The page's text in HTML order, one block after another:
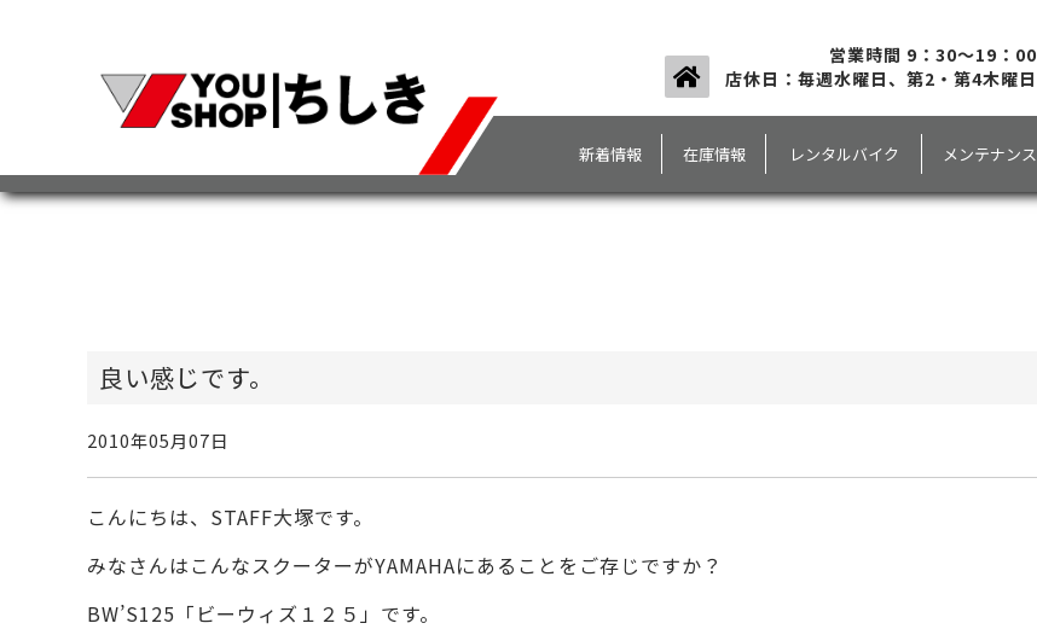
営業時間 9：30～19：00
店休日：毎週水曜日、第2・第4木曜日
新着情報 在庫情報 レンタルバイク メンテナンス
良い感じです。
2010年05月07日
こんにちは、STAFF大塚です。
みなさんはこんなスクーターがYAMAHAにあることをご存じですか？
BW’S125「ビーウィズ１２５」です。